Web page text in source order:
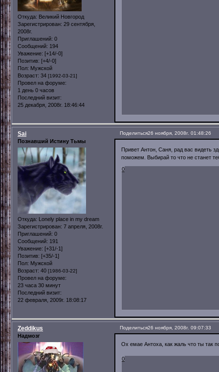
Откуда: Великий Новгород
Зарегистрирован: 29 сентября,
2008г.
Приглашений: 0
Сообщений: 194
Уважение: [+14/-0]
Позитив: [+4/-0]
Пол: Мужской
Возраст: 34 [1992-03-21]
Провел на форуме:
1 день 0 часов
Последний визит:
25 декабря, 2008г. 18:46:44
Поделиться26 ноября, 2008г. 01:48:26
Sai
Познавший Истину Тьмы
Откуда: Lonely place in my dream
Зарегистрирован: 7 апреля, 2008г.
Приглашений: 0
Сообщений: 191
Уважение: [+31/-1]
Позитив: [+35/-1]
Пол: Мужской
Возраст: 40 [1986-03-22]
Провел на форуме:
23 часа 30 минут
Последний визит:
22 февраля, 2009г. 18:08:17
Привет Антон, Саня, рад вас видеть
поможем. Выбирай то что не станет
0
Поделиться26 ноября, 2008г. 09:07:33
Zeddikus
Надмозг
Ох емае Антоха, как жаль что ты так
0